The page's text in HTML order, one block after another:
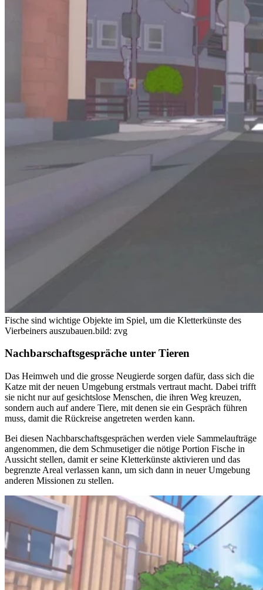
Fische sind wichtige Objekte im Spiel, um die Kletterkünste des
Vierbeiners auszubauen.bild: zvg
Nachbarschaftsgespräche unter Tieren
Das Heimweh und die grosse Neugierde sorgen dafür, dass sich die
Katze mit der neuen Umgebung erstmals vertraut macht. Dabei trifft
sie nicht nur auf gesichtslose Menschen, die ihren Weg kreuzen,
sondern auch auf andere Tiere, mit denen sie ein Gespräch führen
muss, damit die Rückreise angetreten werden kann.
Bei diesen Nachbarschaftsgesprächen werden viele Sammelaufträge
angenommen, die dem Schmusetiger die nötige Portion Fische in
Aussicht stellen, damit er seine Kletterkünste aktivieren und das
begrenzte Areal verlassen kann, um sich dann in neuer Umgebung
anderen Missionen zu stellen.